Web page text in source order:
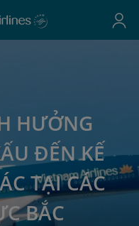
HƯỞNG
ĐẾN KẾ
TẠI CÁC
BẮC